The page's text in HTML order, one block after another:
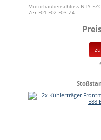
Motorhaubenschloss NTY
7er F01 F02 F03 Z4